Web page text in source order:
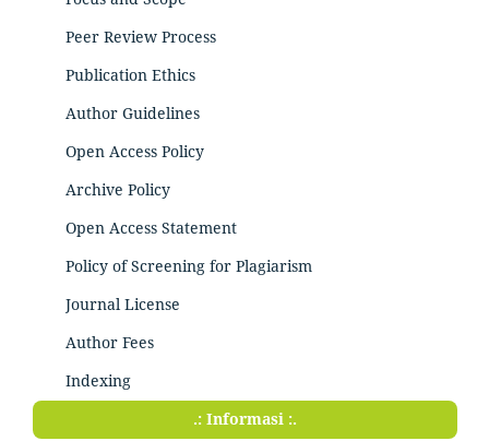
Peer Review Process
Publication Ethics
Author Guidelines
Open Access Policy
Archive Policy
Open Access Statement
Policy of Screening for Plagiarism
Journal License
Author Fees
Indexing
.: Informasi :.